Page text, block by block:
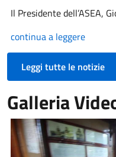
Il Presidente dell’ASEA,
continua a leggere
Leggi tutte le notizie
Galleria